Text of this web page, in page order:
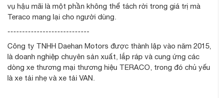
vụ hậu mãi là một phần không thể tách rời trong giá trị mà
Teraco mang lại cho người dùng.
----------------------------
Công ty TNHH Daehan Motors được thành lập vào năm 2015,
là doanh nghiệp chuyên sản xuất, lắp ráp và cung ứng các
dòng xe thương mại thương hiệu TERACO, trong đó chủ yếu
là xe tải nhẹ và xe tải VAN.